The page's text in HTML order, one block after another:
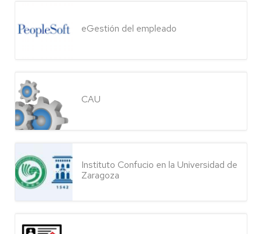
eGestión del empleado
CAU
Instituto Confucio en la Universidad de
Zaragoza